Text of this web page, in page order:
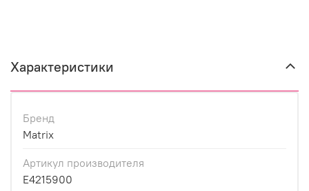
Характеристики
Бренд
Matrix
Артикул производителя
E4215900